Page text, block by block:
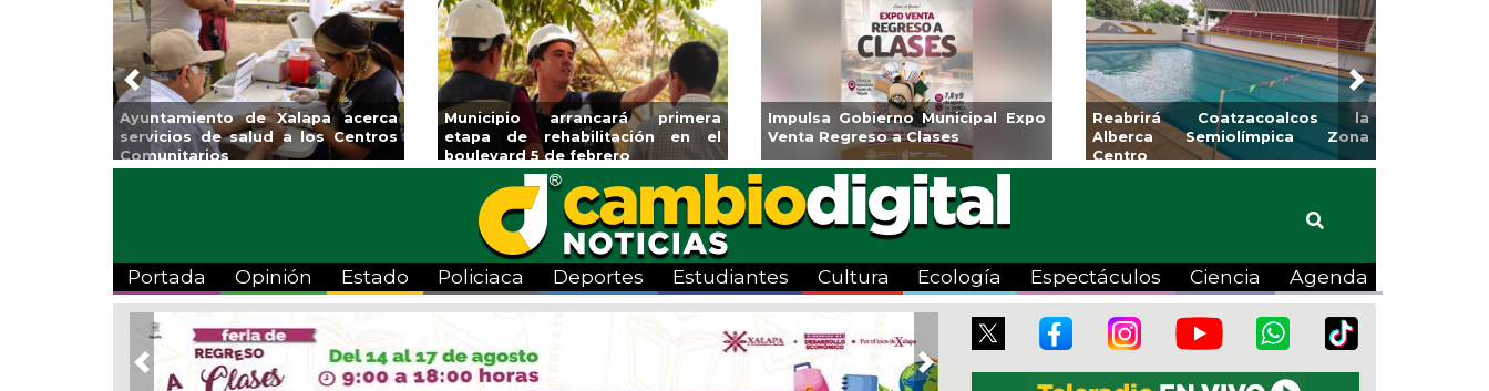
Coatzacoalcos la
Semiolímpica Zona
Invita Ayuntamiento de Veracruz
a Temporada de Artes “Escena
Viva”
Aplicará CMAS el Programa de
Tandeo durante agosto
Guarniciones y banquetas para la
colonia El Mango en Pánuco
Emprendedores de
exponen en
Bicentenario
Previous Next
Portada Opinión Estado Policiaca Deportes Estudiantes Cultura Ecología Espectáculos Ciencia Agenda
Previous Next